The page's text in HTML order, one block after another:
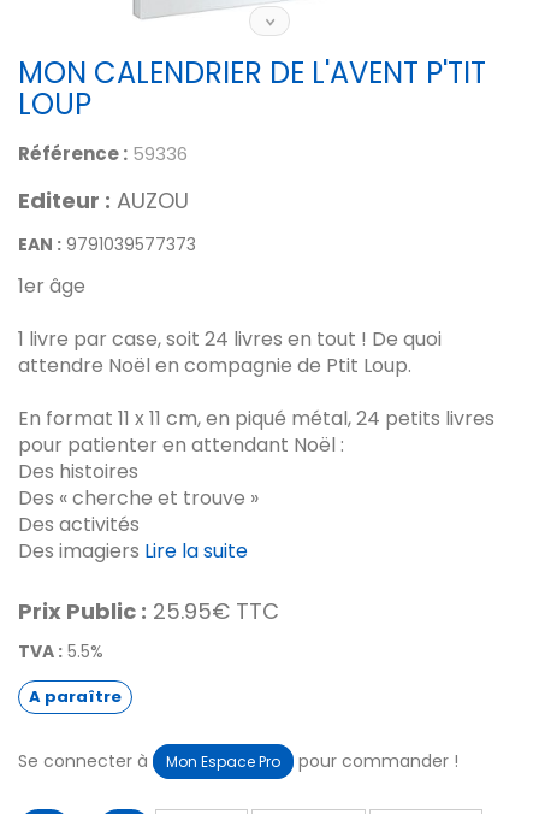
MON CALENDRIER DE L'AVENT P'TIT
LOUP
Référence : 59336
Editeur : AUZOU
EAN : 9791039577373
1er âge
1 livre par case, soit 24 livres en tout ! De quoi
attendre Noël en compagnie de Ptit Loup.
En format 11 x 11 cm, en piqué métal, 24 petits livres
pour patienter en attendant Noël :
Des histoires
Des « cherche et trouve »
Des activités
Des imagiers Lire la suite
Prix Public : 25.95€ TTC
TVA : 5.5%
A paraître
Se connecter à Mon Espace Pro pour commander !